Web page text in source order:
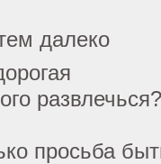
далеко
развлечься?
просьба